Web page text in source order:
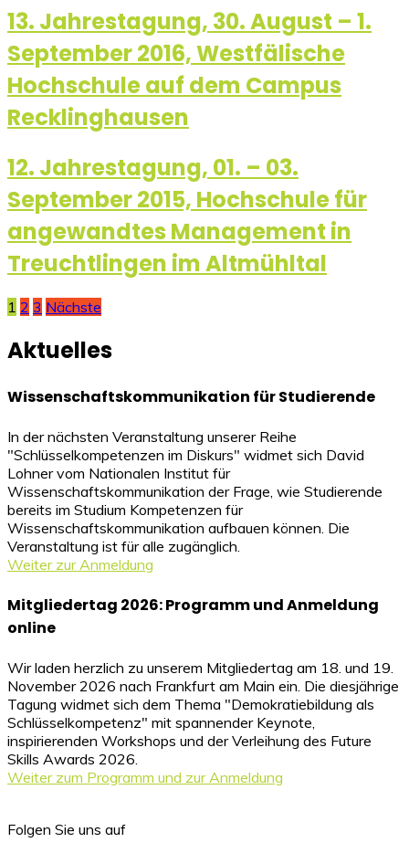
13. Jahrestagung, 30. August – 1.
September 2016, Westfälische
Hochschule auf dem Campus
Recklinghausen
12. Jahrestagung, 01. – 03.
September 2015, Hochschule für
angewandtes Management in
Treuchtlingen im Altmühltal
Seitennummerierung
der
1 2 3 Nächste
Aktuelles
Wissenschaftskommunikation für Studierende
In der nächsten Veranstaltung unserer Reihe
"Schlüsselkompetenzen im Diskurs" widmet sich David
Lohner vom Nationalen Institut für
Wissenschaftskommunikation der Frage, wie Studierende
bereits im Studium Kompetenzen für
Wissenschaftskommunikation aufbauen können. Die
Veranstaltung ist für alle zugänglich.
Weiter zur Anmeldung
Mitgliedertag 2026: Programm und Anmeldung
online
Wir laden herzlich zu unserem Mitgliedertag am 18. und 19.
November 2026 nach Frankfurt am Main ein. Die diesjährige
Tagung widmet sich dem Thema "Demokratiebildung als
Schlüsselkompetenz" mit spannender Keynote,
inspirierenden Workshops und der Verleihung des Future
Skills Awards 2026.
Weiter zum Programm und zur Anmeldung
Folgen Sie uns auf